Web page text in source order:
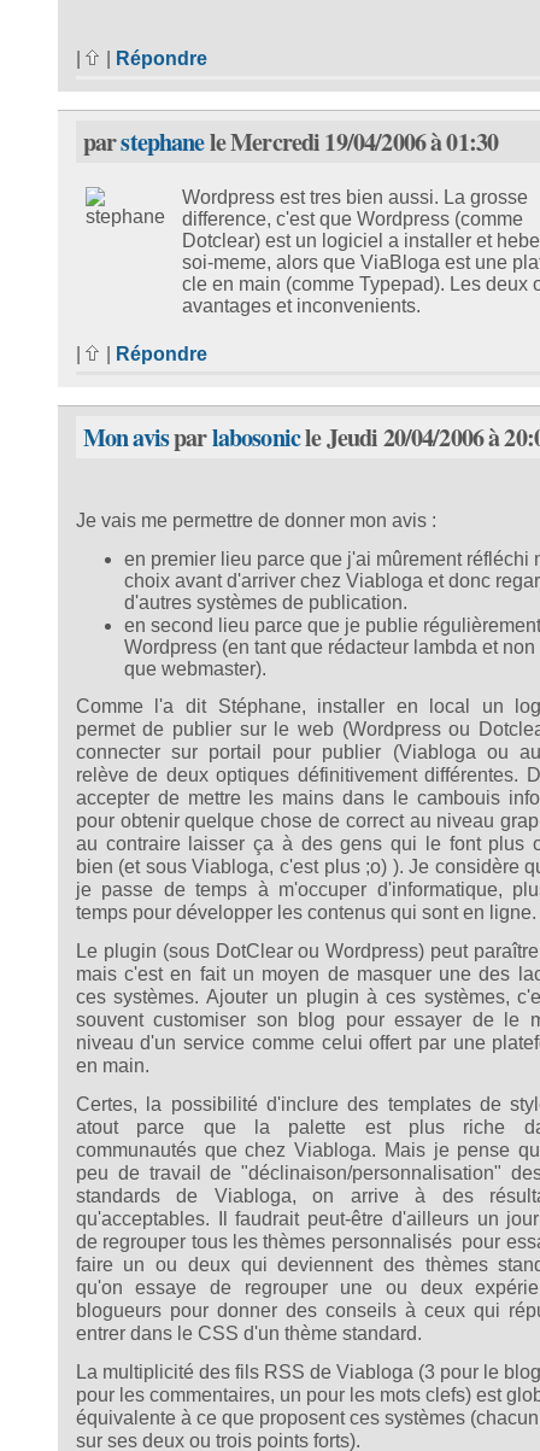
Répondre
parstephanele Mercredi 19/04/2006 à 01:30
Wordpress est tres bien aussi. La grosse
difference, c'est que Wordpress (comme
Dotclear) est un logiciel a installer et
soi-meme, alors que ViaBloga est une
cle en main (comme Typepad). Les deux
avantages et inconvenients.
Répondre
Mon avisparlabosonicle Jeudi 20/04/2006 à
Je vais me permettre de donner mon avis :
en premier lieu parce que j'ai mûrement réfléchi
choix avant d'arriver chez Viabloga et donc
d'autres systèmes de publication.
en second lieu parce que je publie
Wordpress (en tant que rédacteur lambda et non
que webmaster).
Comme l'a dit Stéphane, installer en local un
permet de publier sur le web (Wordpress ou
connecter sur portail pour publier (Viabloga ou
relève de deux optiques définitivement différentes.
accepter de mettre les mains dans le cambouis
pour obtenir quelque chose de correct au niveau
au contraire laisser ça à des gens qui le font plus
bien (et sous Viabloga, c'est plus ;o) ). Je considère
je passe de temps à m'occuper d'informatique,
temps pour développer les contenus qui sont en ligne.
Le plugin (sous DotClear ou Wordpress) peut
mais c'est en fait un moyen de masquer une des
ces systèmes. Ajouter un plugin à ces systèmes,
souvent customiser son blog pour essayer de le
niveau d'un service comme celui offert par une
en main.
Certes, la possibilité d'inclure des templates de
atout parce que la palette est plus riche
communautés que chez Viabloga. Mais je pense
peu de travail de "déclinaison/personnalisation"
standards de Viabloga, on arrive à des
qu'acceptables. Il faudrait peut-être d'ailleurs un
de regrouper tous les thèmes personnalisés pour
faire un ou deux qui deviennent des thèmes
qu'on essaye de regrouper une ou deux
blogueurs pour donner des conseils à ceux qui
entrer dans le CSS d'un thème standard.
La multiplicité des fils RSS de Viabloga (3 pour le
pour les commentaires, un pour les mots clefs) est
équivalente à ce que proposent ces systèmes
sur ses deux ou trois points forts).